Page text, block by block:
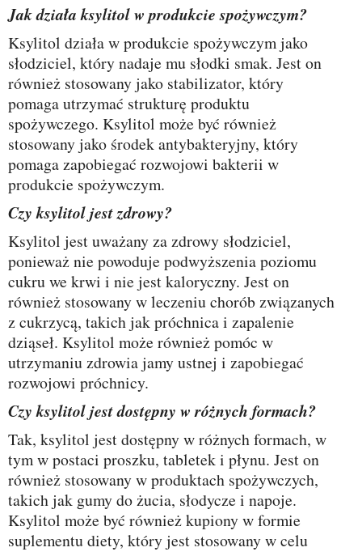
Jak działa ksylitol w produkcie spożywczym?
Ksylitol działa w produkcie spożywczym jako
słodziciel, który nadaje mu słodki smak. Jest on
również stosowany jako stabilizator, który
pomaga utrzymać strukturę produktu
spożywczego. Ksylitol może być również
stosowany jako środek antybakteryjny, który
pomaga zapobiegać rozwojowi bakterii w
produkcie spożywczym.
Czy ksylitol jest zdrowy?
Ksylitol jest uważany za zdrowy słodziciel,
ponieważ nie powoduje podwyższenia poziomu
cukru we krwi i nie jest kaloryczny. Jest on
również stosowany w leczeniu chorób związanych
z cukrzycą, takich jak próchnica i zapalenie
dziąseł. Ksylitol może również pomóc w
utrzymaniu zdrowia jamy ustnej i zapobiegać
rozwojowi próchnicy.
Czy ksylitol jest dostępny w różnych formach?
Tak, ksylitol jest dostępny w różnych formach, w
tym w postaci proszku, tabletek i płynu. Jest on
również stosowany w produktach spożywczych,
takich jak gumy do żucia, słodycze i napoje.
Ksylitol może być również kupiony w formie
suplementu diety, który jest stosowany w celu